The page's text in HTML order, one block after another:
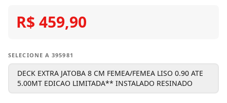
R$ 459,90
SELECIONE A 395981
DECK EXTRA JATOBA 8 CM FEMEA/FEMEA LISO 0.90 ATE
5.00MT EDICAO LIMITADA** INSTALADO RESINADO